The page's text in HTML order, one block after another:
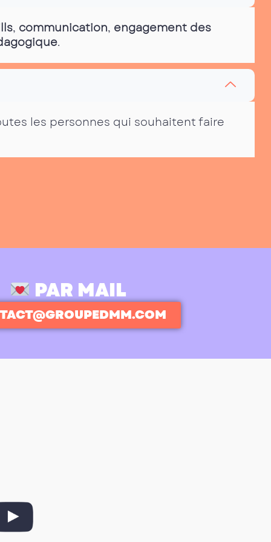
, communication, engagement des
.
les personnes qui souhaitent faire
PAR MAIL